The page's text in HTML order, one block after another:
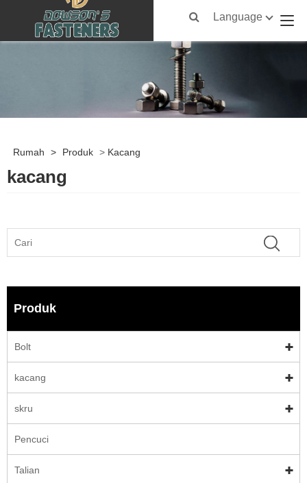
Language
Rumah > Produk > Kacang
kacang
Produk
Bolt
kacang
skru
Pencuci
Talian